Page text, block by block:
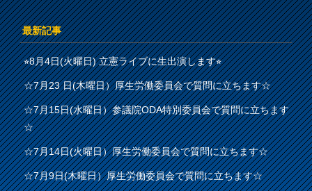
最新記事
⭐︎8月4日(火曜日) 立憲ライブに生出演します⭐︎
☆7月23 日(木曜日）厚生労働委員会で質問に立ちます☆
☆7月15日(水曜日）参議院ODA特別委員会で質問に立ちます
☆
☆7月14日(火曜日）厚生労働委員会で質問に立ちます☆
☆7月9日(木曜日）厚生労働委員会で質問に立ちます☆